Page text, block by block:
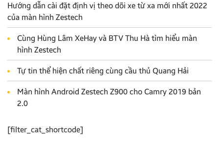
Hướng dẫn cài đặt định vị theo dõi xe từ xa mới nhất 2022
của màn hình Zestech
Cùng Hùng Lâm XeHay và BTV Thu Hà tìm hiểu màn
hình Zestech
Tự tin thể hiện chất riêng cùng cầu thủ Quang Hải
Màn hình Android Zestech Z900 cho Camry 2019 bản
2.0
[filter_cat_shortcode]